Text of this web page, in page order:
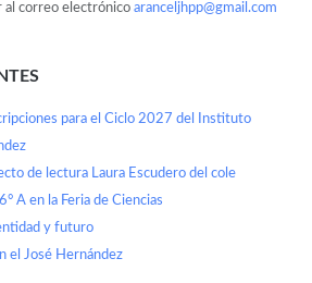
al correo electrónico aranceljhpp@gmail.com
para el Ciclo 2027 del Instituto
de lectura Laura Escudero del cole
A en la Feria de Ciencias
y futuro
el José Hernández